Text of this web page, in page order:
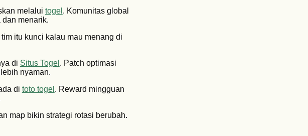
melalui togel . Komunitas global
menarik.
itu kunci kalau mau menang di
di Situs Togel . Patch optimasi
nyaman.
di toto togel . Reward mingguan
map bikin strategi rotasi berubah.